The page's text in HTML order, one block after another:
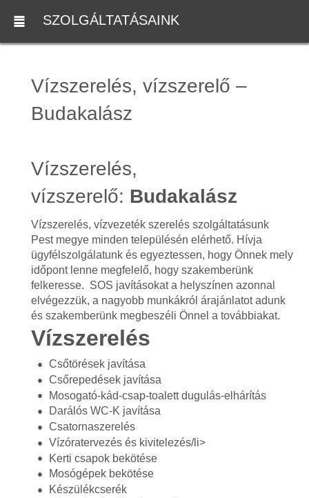
SZOLGÁLTATÁSAINK
Vízszerelés, vízszerelő –
Budakalász
Vízszerelés,
vízszerelő: Budakalász
Vízszerelés, vízvezeték szerelés szolgáltatásunk
Pest megye minden településén elérhető. Hívja
ügyfélszolgálatunk és egyeztessen, hogy Önnek mely
időpont lenne megfelelő, hogy szakemberünk
felkeresse. SOS javításokat a helyszínen azonnal
elvégezzük, a nagyobb munkákról árajánlatot adunk
és szakemberünk megbeszéli Önnel a továbbiakat.
Vízszerelés
Csőtörések javítása
Csőrepedések javítása
Mosogató-kád-csap-toalett dugulás-elhárítás
Darálós WC-K javítása
Csatornaszerelés
Vízóratervezés és kivitelezés/li>
Kerti csapok bekötése
Mosógépek bekötése
Készülékcserék